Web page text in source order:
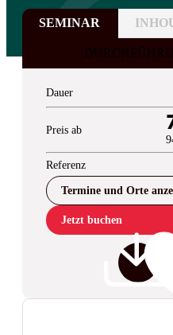
SEMINAR
Dauer
Preis ab
Referenz
Termine und Orte
Jetzt buchen